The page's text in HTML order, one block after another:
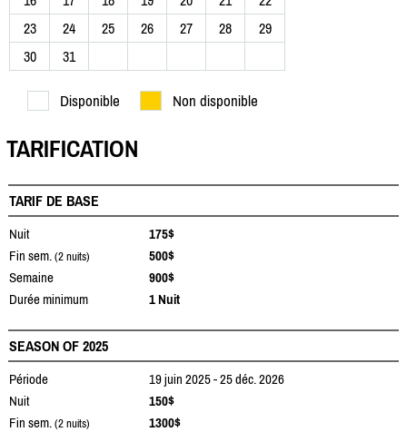
23
24 25 26 27 28
29
30
31
Disponible Non disponible
TARIFICATION
TARIF DE BASE
Nuit
175$
Fin sem. (2 nuits)
500$
Semaine
900$
Durée minimum
1 Nuit
SEASON OF 2025
Période
19 juin 2025 - 25 déc. 2026
Nuit
150$
Fin sem. (2 nuits)
1300$